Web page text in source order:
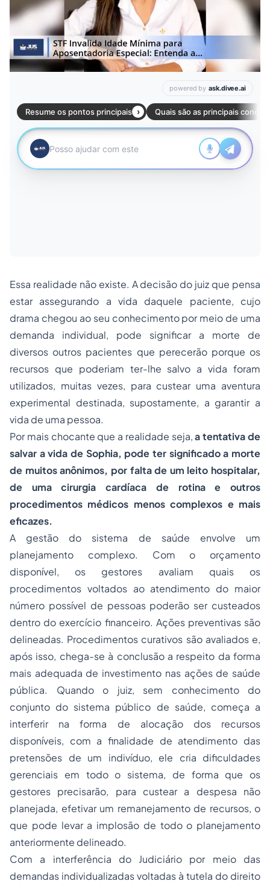
Essa realidade não existe. A decisão do juiz que pensa
estar assegurando a vida daquele paciente, cujo
drama chegou ao seu conhecimento por meio de uma
demanda individual, pode significar a morte de
diversos outros pacientes que perecerão porque os
recursos que poderiam ter-lhe salvo a vida foram
utilizados, muitas vezes, para custear uma aventura
experimental destinada, supostamente, a garantir a
vida de uma pessoa.
Por mais chocante que a realidade seja,a tentativa de
salvar a vida de Sophia, pode ter significado a morte
de muitos anônimos, por falta de um leito hospitalar,
de uma cirurgia cardíaca de rotina e outros
procedimentos médicos menos complexos e mais
eficazes.
A gestão do sistema de saúde envolve um
planejamento complexo. Com o orçamento
disponível, os gestores avaliam quais os
procedimentos voltados ao atendimento do maior
número possível de pessoas poderão ser custeados
dentro do exercício financeiro. Ações preventivas são
delineadas. Procedimentos curativos são avaliados e,
após isso, chega-se à conclusão a respeito da forma
mais adequada de investimento nas ações de saúde
pública. Quando o juiz, sem conhecimento do
conjunto do sistema público de saúde, começa a
interferir na forma de alocação dos recursos
disponíveis, com a finalidade de atendimento das
pretensões de um indivíduo, ele cria dificuldades
gerenciais em todo o sistema, de forma que os
gestores precisarão, para custear a despesa não
planejada, efetivar um remanejamento de recursos, o
que pode levar a implosão de todo o planejamento
anteriormente delineado.
Com a interferência do Judiciário por meio das
demandas individualizadas voltadas à tutela do direito